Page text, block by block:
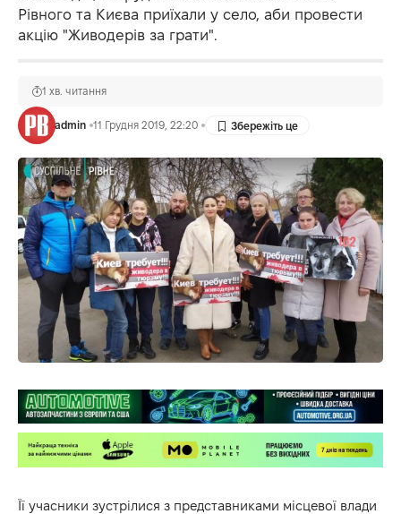
Рівного та Києва приїхали у село, аби провести
акцію "Живодерів за грати".
admin 11 Грудня 2019, 22:20
1 хв. читання
Її учасники зустрілися з представниками місцевої влади